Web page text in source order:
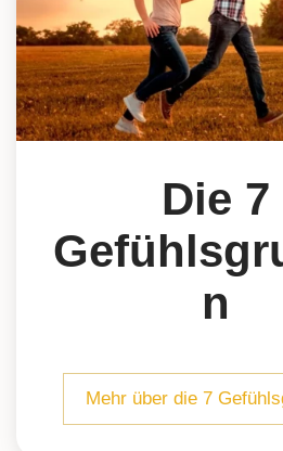
Die 7
n
Mehr über die 7